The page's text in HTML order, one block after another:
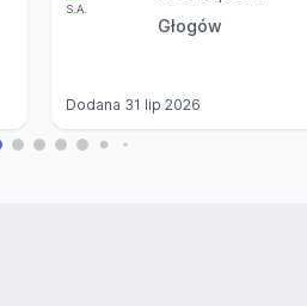
Głogów
Dodana 31 lip 2026